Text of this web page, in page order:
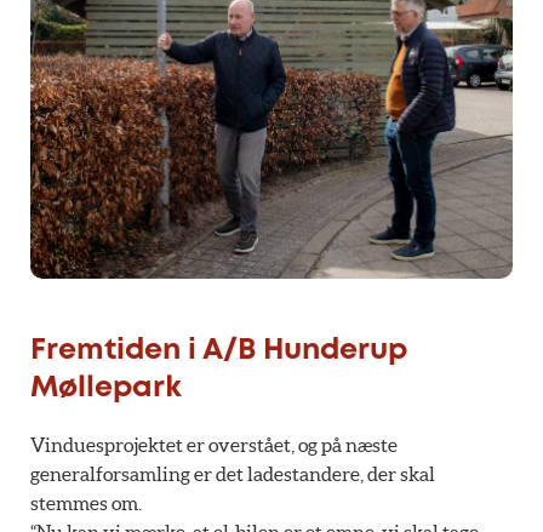
Fremtiden i A/B Hunderup
Møllepark
Vinduesprojektet er overstået, og på næste
generalforsamling er det ladestandere, der skal
stemmes om.